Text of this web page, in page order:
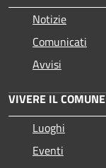
Notizie
Comunicati
Avvisi
VIVERE IL COMUNE
Luoghi
Eventi